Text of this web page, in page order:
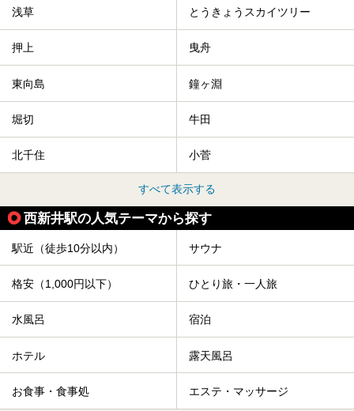
浅草 とうきょうスカイツリー
押上 曳舟
東向島 鐘ヶ淵
堀切 牛田
北千住 小菅
すべて表示する
西新井駅の人気テーマから探す
駅近（徒歩10分以内） サウナ
格安（1,000円以下） ひとり旅・一人旅
水風呂 宿泊
ホテル 露天風呂
お食事・食事処 エステ・マッサージ